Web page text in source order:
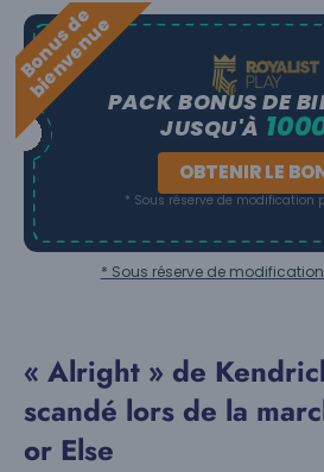
B
o
n
u
s
d
e
b
i
e
n
v
e
n
u
ePACK BONUS DE
JUSQU'À
OBTENIR LE
* Sous réserve de modification
* Sous réserve de
« Alright » de
scandé lors de la
or Else